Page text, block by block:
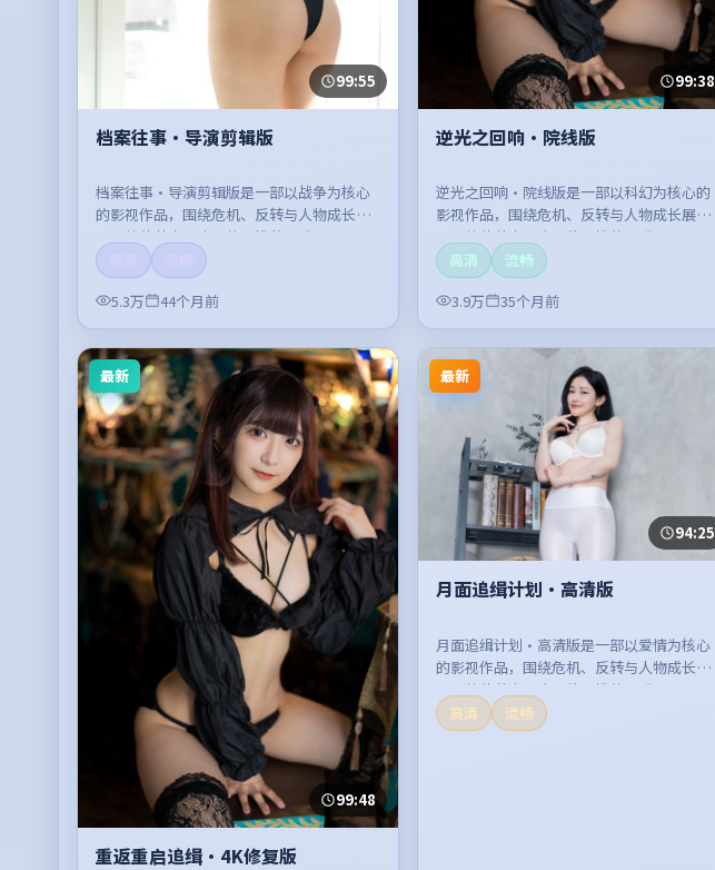
99:55
档案往事·导演剪辑版
档案往事·导演剪辑版是一部以战争为核心
的影视作品，围绕危机、反转与人物成长展
开，整体节奏紧凑，值得推荐观看。
5.3万
44个月前
99:38
逆光之回响·院线版
逆光之回响·院线版是一部以科幻为核心的
影视作品，围绕危机、反转与人物成长展
开，整体节奏紧凑，值得推荐观看。
高清
流畅
3.9万
35个月前
最新
99:48
重返重启追缉·4K修复版
最新
94:25
月面追缉计划·高清版
月面追缉计划·高清版是一部以爱情为核心
的影视作品，围绕危机、反转与人物成长展
开，整体节奏紧凑，值得推荐观看。
高清
流畅